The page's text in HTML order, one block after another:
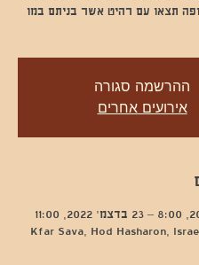
תצאו עם רהיט אשר בניתם במו
ההרשמה סגורה
אירועים אחרים